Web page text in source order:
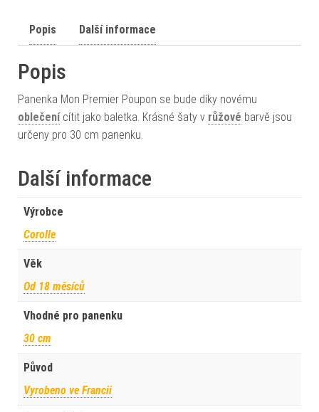
Popis Další informace
Popis
Panenka Mon Premier Poupon se bude díky novému
oblečenícítit jako baletka. Krásné šaty v růžové barvě jsou
určeny pro 30 cm panenku.
Další informace
Výrobce
Corolle
Věk
Od 18 měsíců
Vhodné pro panenku
30 cm
Původ
Vyrobeno ve Francii